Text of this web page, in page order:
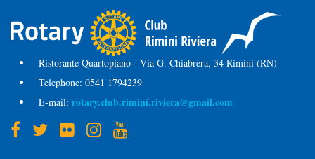
Ristorante Quartopiano - Via G. Chiabrera, 34 Rimini (RN)
Telephone: 0541 1794239
E-mail: rotary.club.rimini.riviera@gmail.com